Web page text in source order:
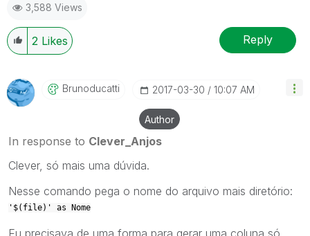
3,588 Views
2 Likes Reply
Brunoducatti ‎2017-03-30 10:07 AM
Author
In response to Clever_Anjos
Clever, só mais uma dúvida.
Nesse comando pega o nome do arquivo mais diretório:
'$(file)' as Nome
Eu precisava de uma forma para gerar uma coluna só